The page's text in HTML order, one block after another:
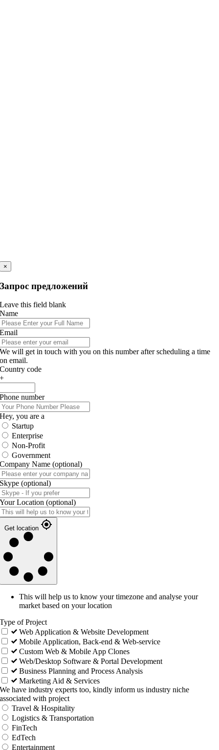
×
Запрос предложений
Leave this field blank
Name
Email
We will get in touch with you on this number after scheduling a time
on email.
Country code
+
Phone number
Hey, you are a
Startup
Enterprise
Non-Profit
Government
Company Name (optional)
Skype (optional)
Your Location (optional)
Get location
This will help us to know your timezone and analyse your
market based on your location
Type of Project
Web Application & Website Development
Mobile Application, Back-end & Web-service
Custom Web & Mobile App Clones
Web/Desktop Software & Portal Development
Business Planning and Process Analysis
Marketing Aid & Services
We have industry experts too, kindly inform us industry niche
associated with project
Travel & Hospitality
Logistics & Transportation
FinTech
EdTech
Entertainment